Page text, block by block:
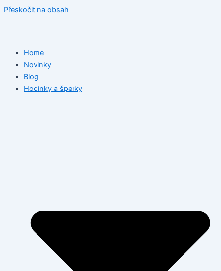
Přeskočit na obsah
Home
Novinky
Blog
Hodinky a šperky